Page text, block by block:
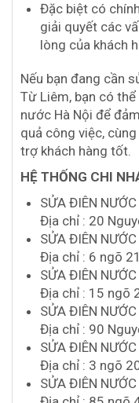
Đặc biệt có
giải quyết các
lòng của khách
Nếu bạn đang cần
Từ Liêm, bạn có
nước Hà Nội để
quả công việc,
trợ khách hàng tốt.
HỆ THỐNG CHI
SỬA ĐIÊN
Địa chỉ : 20
SỬA ĐIÊN
Địa chỉ : 6 ngõ
SỬA ĐIÊN
Địa chỉ : 15 ngõ
SỬA ĐIÊN
Địa chỉ : 90
SỬA ĐIÊN NƯỚC
Địa chỉ : 3 ngõ
SỬA ĐIÊN